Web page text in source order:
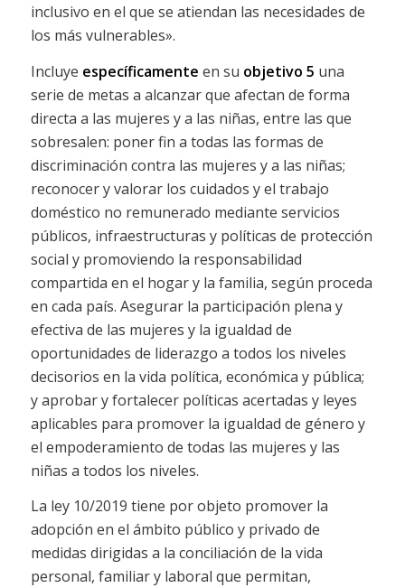
inclusivo en el que se atiendan las necesidades de
los más vulnerables».
Incluye específicamente en su objetivo 5 una
serie de metas a alcanzar que afectan de forma
directa a las mujeres y a las niñas, entre las que
sobresalen: poner fin a todas las formas de
discriminación contra las mujeres y a las niñas;
reconocer y valorar los cuidados y el trabajo
doméstico no remunerado mediante servicios
públicos, infraestructuras y políticas de protección
social y promoviendo la responsabilidad
compartida en el hogar y la familia, según proceda
en cada país. Asegurar la participación plena y
efectiva de las mujeres y la igualdad de
oportunidades de liderazgo a todos los niveles
decisorios en la vida política, económica y pública;
y aprobar y fortalecer políticas acertadas y leyes
aplicables para promover la igualdad de género y
el empoderamiento de todas las mujeres y las
niñas a todos los niveles.
La ley 10/2019 tiene por objeto promover la
adopción en el ámbito público y privado de
medidas dirigidas a la conciliación de la vida
personal, familiar y laboral que permitan,